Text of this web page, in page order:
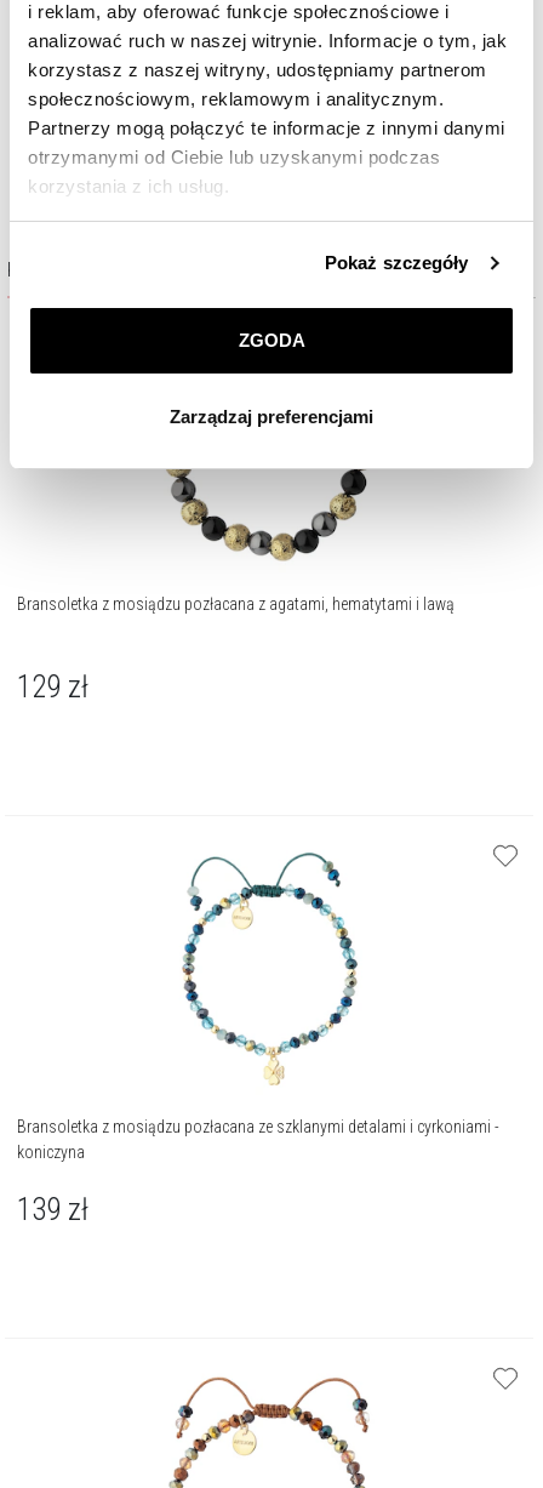
i reklam, aby oferować funkcje społecznościowe i
analizować ruch w naszej witrynie. Informacje o tym, jak
korzystasz z naszej witryny, udostępniamy partnerom
społecznościowym, reklamowym i analitycznym.
Partnerzy mogą połączyć te informacje z innymi danymi
otrzymanymi od Ciebie lub uzyskanymi podczas
korzystania z ich usług.
przez nas plików cookie znajdziesz wPolityce
korzystamy. Możesz również wybrać jaki rodzaj plików
Zarządzaj preferencjami
. W każdej chwili możesz
dokonać zmiany wybranych przez Ciebie plików cookie.
Pokaż szczegóły
ZGODA
Zarządzaj preferencjami
Naszyjnik z mosiądzu pozłacany z
perłami
189zł
agatem - koła
202,30
Cena
Kolekcja Stones
Bransoletka z mosiądzu pozłacana z agatami, hematytami i lawą
129 zł
Bransoletka z mosiądzu pozłacana ze szklanymi detalami i cyrkoniami -
koniczyna
139 zł